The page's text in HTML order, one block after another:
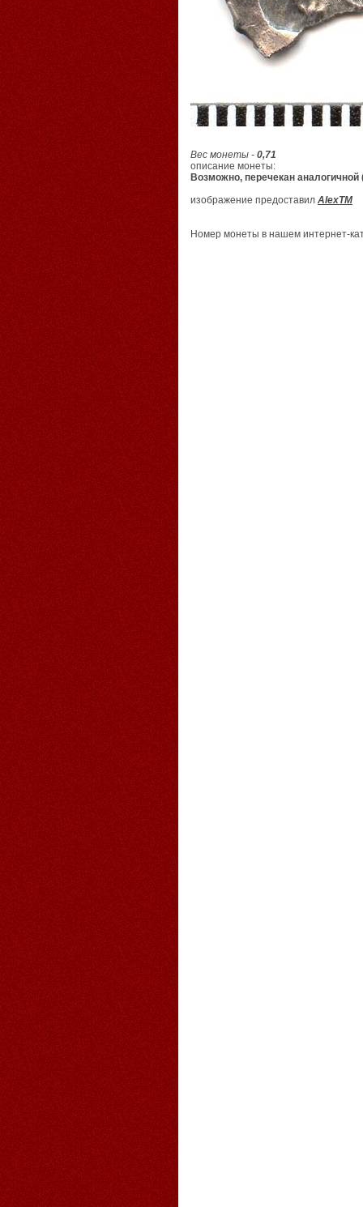
Вес монеты - 0,71
описание монеты:
Возможно, перечекан
изображение предоставил AlexTM
Номер монеты в нашем интернет-